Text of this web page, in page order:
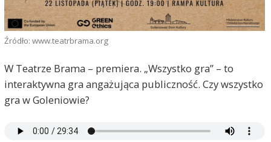
Źródło: www.teatrbrama.org
W Teatrze Brama – premiera. „Wszystko gra” – to
interaktywna gra angażująca publiczność. Czy wszystko
gra w Goleniowie?